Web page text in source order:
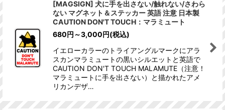
[MAGSIGN] 犬に手を出さない/触れない/さわら
ない マグネット＆ステッカー 英語 注意 日本製
CAUTION DON'T TOUCH：マラミュート
680円 ～3,000円(税込)
イエローカラーのトライアングルマークにアラ
スカンマラミュートの黒いシルエットと英語で
CAUTION DON'T TOUCH MALAMUTE（注意！
マラミュートに手を出さない）と描かれたアメ
リカンデザ…